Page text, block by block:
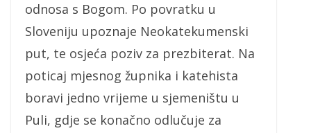
odnosa s Bogom. Po povratku u
Sloveniju upoznaje Neokatekumenski
put, te osjeća poziv za prezbiterat. Na
poticaj mjesnog župnika i katehista
boravi jedno vrijeme u sjemeništu u
Puli, gdje se konačno odlučuje za